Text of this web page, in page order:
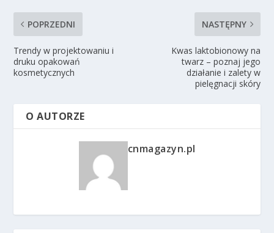
POPRZEDNI
Trendy w projektowaniu i
druku opakowań
kosmetycznych
NASTĘPNY
Kwas laktobionowy na
twarz – poznaj jego
działanie i zalety w
pielęgnacji skóry
O AUTORZE
cnmagazyn.pl